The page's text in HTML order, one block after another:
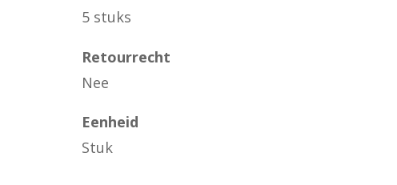
5 stuks
Retourrecht
Nee
Eenheid
Stuk